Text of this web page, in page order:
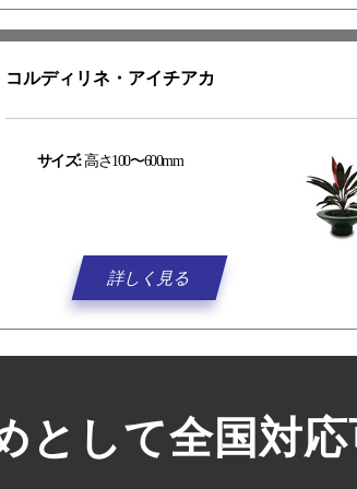
コルディリネ・アイチアカ
サイズ:高さ100〜600mm
詳しく見る
として全国対